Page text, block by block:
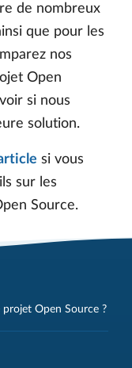
de nombreux
que pour les
nos
Open
si nous
solution.
si vous
sur les
Source.
Open Source ?